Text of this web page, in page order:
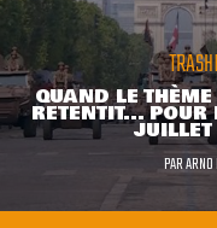
QUAND LE
RETENTIT...
PAR